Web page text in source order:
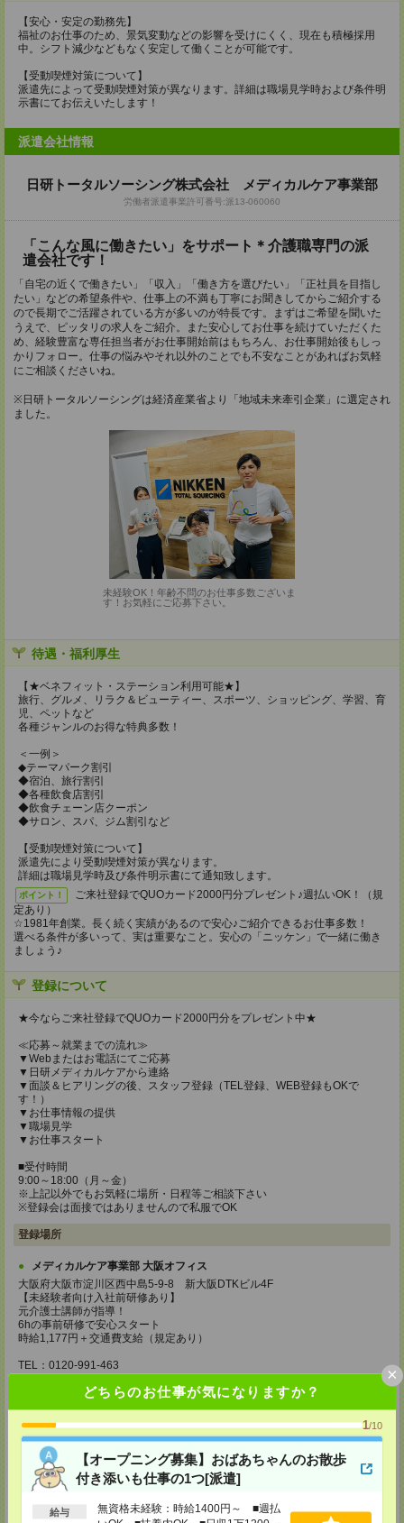
どちらのお仕事が気になりますか？
1/10
【オープニング募集】おばあちゃんのお散歩
付き添いも仕事の1つ[派遣]
給与
無資格未経験：時給1400円～ ■週払
×
【安心・安定の勤務先】
福祉のお仕事のため、景気変動などの影響を受けにくく、現在も積極採用
中。シフト減少などもなく安定して働くことが可能です。
【受動喫煙対策について】
派遣先によって受動喫煙対策が異なります。詳細は職場見学時および条件明
示書にてお伝えいたします！
派遣会社情報
日研トータルソーシング株式会社 メディカルケア事業部
労働者派遣事業許可番号:派13-060060
「こんな風に働きたい」をサポート＊介護職専門の派
遣会社です！
「自宅の近くで働きたい」「収入」「働き方を選びたい」「正社員を目指し
たい」などの希望条件や、仕事上の不満も丁寧にお聞きしてからご紹介する
ので長期でご活躍されている方が多いのが特長です。まずはご希望を聞いた
うえで、ピッタリの求人をご紹介。また安心してお仕事を続けていただくた
め、経験豊富な専任担当者がお仕事開始前はもちろん、お仕事開始後もしっ
かりフォロー。仕事の悩みやそれ以外のことでも不安なことがあればお気軽
にご相談くださいね。
※日研トータルソーシングは経済産業省より「地域未来牽引企業」に選定され
ました。
未経験OK！年齢不問のお仕事多数ございま
す！お気軽にご応募下さい。
待遇・福利厚生
【★ベネフィット・ステーション利用可能★】
旅行、グルメ、リラク＆ビューティー、スポーツ、ショッピング、学習、育
児、ペットなど
各種ジャンルのお得な特典多数！
＜一例＞
◆テーマパーク割引
◆宿泊、旅行割引
◆各種飲食店割引
◆飲食チェーン店クーポン
◆サロン、スパ、ジム割引など
【受動喫煙対策について】
派遣先により受動喫煙対策が異なります。
詳細は職場見学時及び条件明示書にて通知致します。
ポイント！
ご来社登録でQUOカード2000円分プレゼント♪週払いOK！（規
定あり）
☆1981年創業。長く続く実績があるので安心♪ご紹介できるお仕事多数！
選べる条件が多いって、実は重要なこと。安心の「ニッケン」で一緒に働き
ましょう♪
登録について
★今ならご来社登録でQUOカード2000円分をプレゼント中★
≪応募～就業までの流れ≫
▼Webまたはお電話にてご応募
▼日研メディカルケアから連絡
▼面談＆ヒアリングの後、スタッフ登録（TEL登録、WEB登録もOKで
す！）
▼お仕事情報の提供
▼職場見学
▼お仕事スタート
■受付時間
9:00～18:00（月～金）
※上記以外でもお気軽に場所・日程等ご相談下さい
※登録会は面接ではありませんので私服でOK
登録場所
メディカルケア事業部 大阪オフィス
大阪府大阪市淀川区西中島5-9-8 新大阪DTKビル4F
【未経験者向け入社前研修あり】
元介護士講師が指導！
6hの事前研修で安心スタート
時給1,177円＋交通費支給（規定あり）
TEL：0120-991-463
担当：採用担当
メディカルケア事業部 京都オフィス
京都府京都市下京区東塩小路町843番地2 日本生命京都ヤサカビル5F
TEL：0120-975-927
MAIL：tenshoku@nikken-ts.jp
担当：採用担当
登録交通費